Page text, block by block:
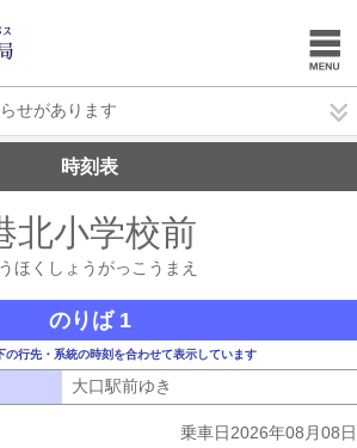
せがあります
時刻表
北小学校前
ほくしょうがっこうまえ
のりば 1
行先・系統の時刻を合わせて表示しています
大口駅前ゆき
乗車日2026年08月08日